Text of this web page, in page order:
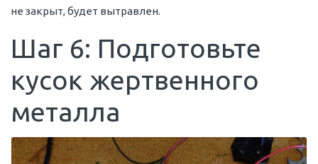
не закрыт, будет вытравлен.
Шаг 6: Подготовьте
кусок жертвенного
металла